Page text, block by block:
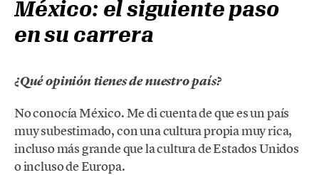
México: el siguiente paso
en su carrera
¿Qué opinión tienes de nuestro país?
No conocía México. Me di cuenta de que es un país
muy subestimado, con una cultura propia muy rica,
incluso más grande que la cultura de Estados Unidos
o incluso de Europa.